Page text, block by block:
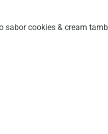
sabor cookies & cream